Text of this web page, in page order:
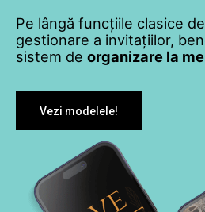
Pe lângă funcțiile clasice
gestionare a invitațiilor,
sistem de organizare la
Vezi modelele!